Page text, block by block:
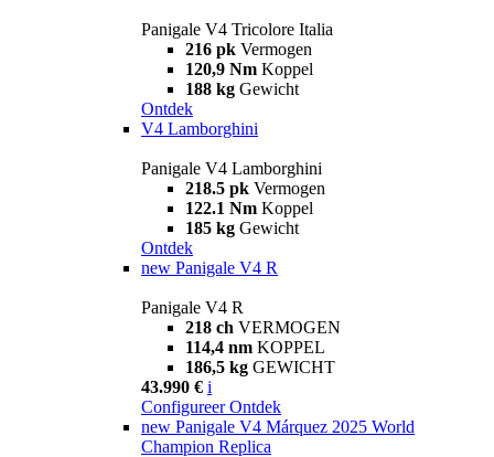
Panigale V4 Tricolore Italia
216 pk Vermogen
120,9 Nm Koppel
188 kg Gewicht
Ontdek
V4 Lamborghini
Panigale V4 Lamborghini
218.5 pk Vermogen
122.1 Nm Koppel
185 kg Gewicht
Ontdek
new Panigale V4 R
Panigale V4 R
218 ch VERMOGEN
114,4 nm KOPPEL
186,5 kg GEWICHT
43.990 € i
Configureer Ontdek
new Panigale V4 Márquez 2025 World
Champion Replica